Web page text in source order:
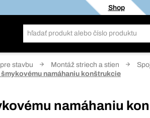
Shop
stavbu Montáž striech a stien
namáhaniu konštrukcie
namáhaniu